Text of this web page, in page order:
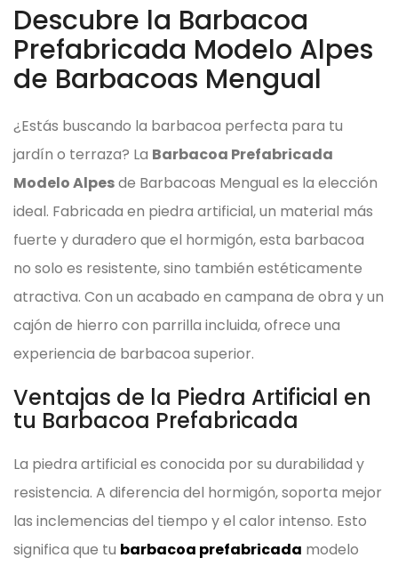
Descubre la Barbacoa
Prefabricada Modelo Alpes
de Barbacoas Mengual
¿Estás buscando la barbacoa perfecta para tu
jardín o terraza? La Barbacoa Prefabricada
Modelo Alpesde Barbacoas Mengual es la elección
ideal. Fabricada en piedra artificial, un material más
fuerte y duradero que el hormigón, esta barbacoa
no solo es resistente, sino también estéticamente
atractiva. Con un acabado en campana de obra y un
cajón de hierro con parrilla incluida, ofrece una
experiencia de barbacoa superior.
Ventajas de la Piedra Artificial en
tu Barbacoa Prefabricada
La piedra artificial es conocida por su durabilidad y
resistencia. A diferencia del hormigón, soporta mejor
las inclemencias del tiempo y el calor intenso. Esto
significa que tu barbacoa prefabricada modelo